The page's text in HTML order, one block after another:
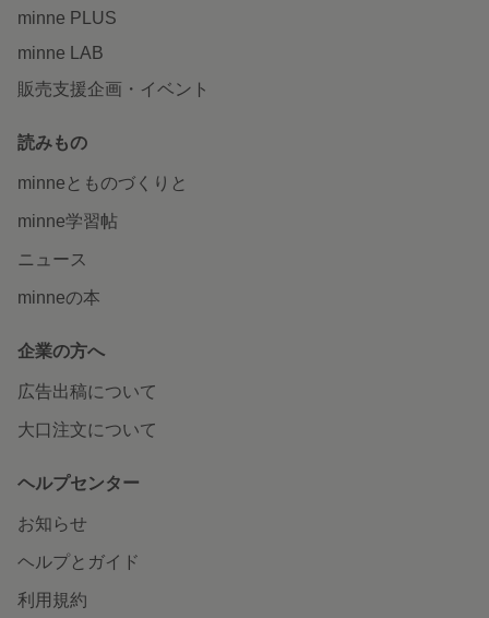
minne PLUS
minne LAB
販売支援企画・イベント
読みもの
minneとものづくりと
minne学習帖
ニュース
minneの本
企業の方へ
広告出稿について
大口注文について
ヘルプセンター
お知らせ
ヘルプとガイド
利用規約